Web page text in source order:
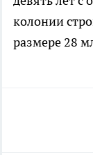
колонии
размере 28